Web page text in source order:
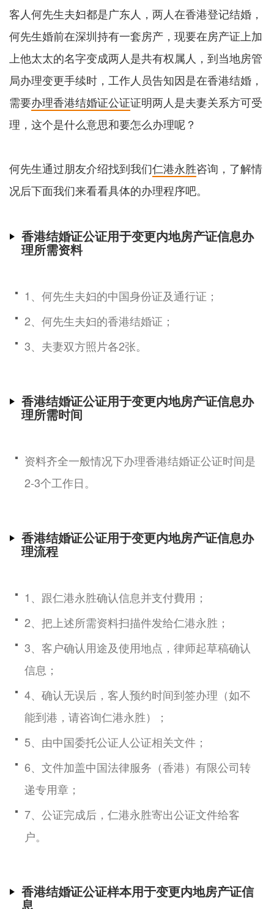
客人何先生夫妇都是广东人，两人在香港登记结婚，
何先生婚前在深圳持有一套房产，现要在房产证上加
上他太太的名字变成两人是共有权属人，到当地房管
局办理变更手续时，工作人员告知因是在香港结婚，
需要办理香港结婚证公证证明两人是夫妻关系方可受
理，这个是什么意思和要怎么办理呢？
何先生通过朋友介绍找到我们仁港永胜咨询，了解情
况后下面我们来看看具体的办理程序吧。
香港结婚证公证用于变更内地房产证信息办
理所需资料
1、何先生夫妇的中国身份证及通行证；
2、何先生夫妇的香港结婚证；
3、夫妻双方照片各2张。
香港结婚证公证用于变更内地房产证信息办
理所需时间
资料齐全一般情况下办理香港结婚证公证时间是
2-3个工作日。
香港结婚证公证用于变更内地房产证信息办
理流程
1、跟仁港永胜确认信息并支付費用；
2、把上述所需资料扫描件发给仁港永胜；
3、客户确认用途及使用地点，律师起草稿确认
信息；
4、确认无误后，客人预约时间到签办理（如不
能到港，请咨询仁港永胜）；
5、由中国委托公证人公证相关文件；
6、文件加盖中国法律服务（香港）有限公司转
递专用章；
7、公证完成后，仁港永胜寄出公证文件给客
户。
香港结婚证公证样本用于变更内地房产证信
息